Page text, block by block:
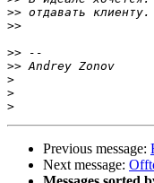
>>
>>
>>
>>
>
>
>
Previous message:
Next message: